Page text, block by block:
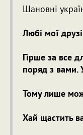
Шановні
Любі мої
Гірше за все
поряд з вами.
Тому лише
Хай щастить